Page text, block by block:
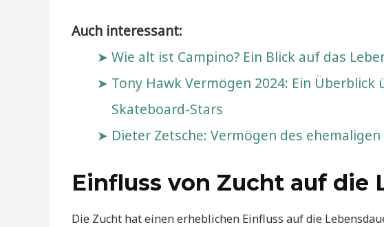
Auch interessant:
Wie alt ist Campino? Ein Blick auf das
Tony Hawk Vermögen 2024: Ein Überblick
Skateboard-Stars
Dieter Zetsche: Vermögen des
Einfluss von Zucht auf die
Die Zucht hat einen erheblichen Einfluss auf die